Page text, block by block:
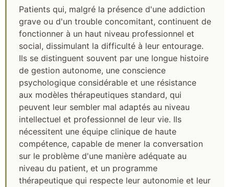
Patients qui, malgré la présence d'une addiction
grave ou d'un trouble concomitant, continuent de
fonctionner à un haut niveau professionnel et
social, dissimulant la difficulté à leur entourage.
Ils se distinguent souvent par une longue histoire
de gestion autonome, une conscience
psychologique considérable et une résistance
aux modèles thérapeutiques standard, qui
peuvent leur sembler mal adaptés au niveau
intellectuel et professionnel de leur vie. Ils
nécessitent une équipe clinique de haute
compétence, capable de mener la conversation
sur le problème d'une manière adéquate au
niveau du patient, et un programme
thérapeutique qui respecte leur autonomie et leur